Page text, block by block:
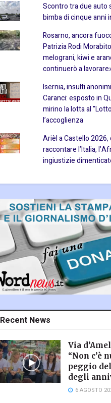
Scontro tra due auto
bimba di cinque anni
Rosarno, ancora
Patrizia Rodi
melograni, kiwi e
continuerò a
Isernia, insulti
Caranci: esposto in
mirino la lotta al
l’accoglienza
Arièl a Castello
raccontare l’Italia,
ingiustizie
Recent News
Via
“Non c’è
peggio
degli
6 AGOSTO